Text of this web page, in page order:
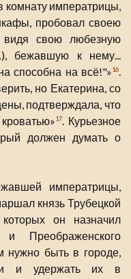
комнату императрицы,
пробовал своею
видя свою любезную
), бежавшую к нему...
способна на всё!"»16.
но Екатерина, со
подтверждала, что
17. Курьезное
должен думать о
императрицы,
князь Трубецкой
он назначил
и Преображенского
нужно быть в городе,
и удержать их в